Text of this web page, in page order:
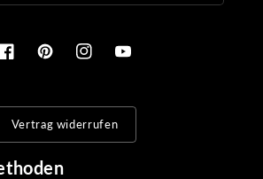
PinterestInstagramYouTube
Vertrag widerrufen